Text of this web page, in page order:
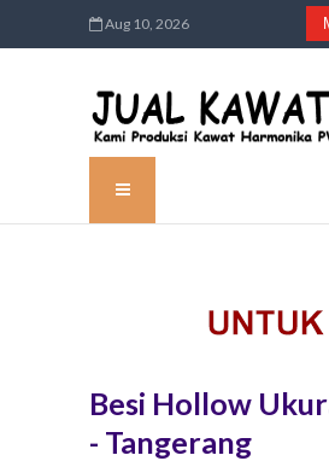
Aug 10, 2026
Besi Hollow
- Tangerang